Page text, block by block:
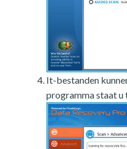
It-bestanden
programma staat u